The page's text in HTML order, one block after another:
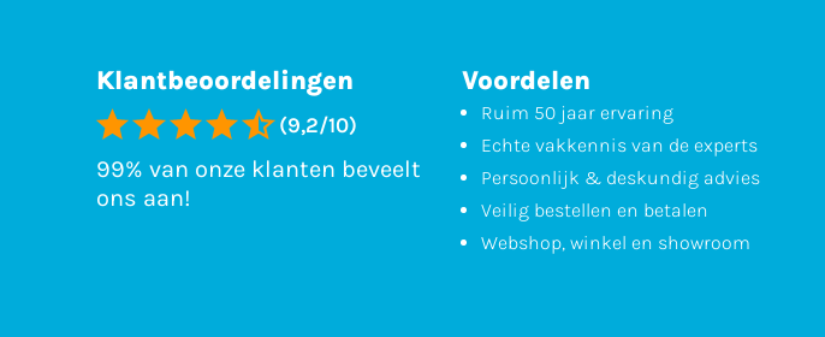
Klantbeoordelingen
(9,2/10)
99% van onze klanten beveelt
ons aan!
Voordelen
Ruim 50 jaar ervaring
Echte vakkennis van de experts
Persoonlijk & deskundig advies
Veilig bestellen en betalen
Webshop, winkel en showroom